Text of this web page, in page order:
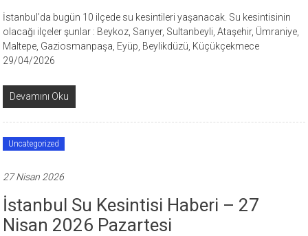
İstanbul’da bugün 10 ilçede su kesintileri yaşanacak. Su kesintisinin
olacağı ilçeler şunlar : Beykoz, Sarıyer, Sultanbeyli, Ataşehir, Ümraniye,
Maltepe, Gaziosmanpaşa, Eyüp, Beylikdüzü, Küçükçekmece
29/04/2026
Devamını Oku
Uncategorized
27 Nisan 2026
İstanbul Su Kesintisi Haberi – 27
Nisan 2026 Pazartesi